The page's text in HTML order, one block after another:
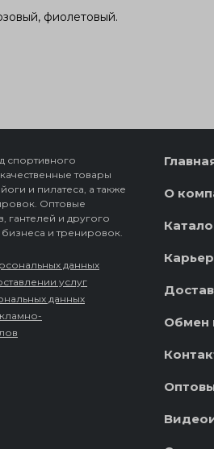
фиолетовый.
спортивного
товары
и пилатеса, а также
Оптовые
гантелей и другого
и тренировок.
данных
услуг
данных
О
Обмен